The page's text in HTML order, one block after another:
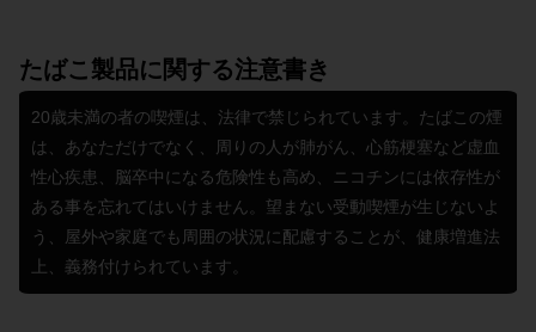
たばこ製品に関する注意書き
20歳未満の者の喫煙は、法律で禁じられています。たばこの煙
は、あなただけでなく、周りの人が肺がん、心筋梗塞など虚血
性心疾患、脳卒中になる危険性も高め、ニコチンには依存性が
ある事を忘れてはいけません。望まない受動喫煙が生じないよ
う、屋外や家庭でも周囲の状況に配慮することが、健康増進法
上、義務付けられています。